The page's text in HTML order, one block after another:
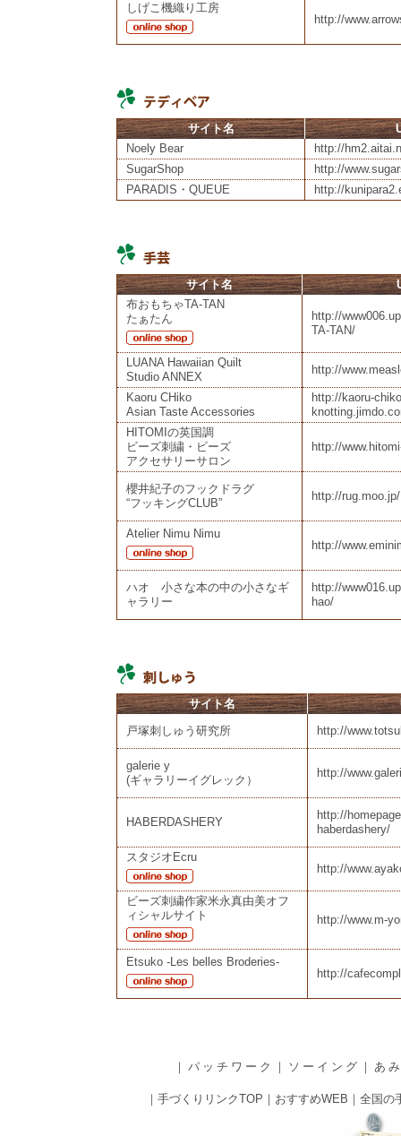
しげこ機織り工房
http://
サイト名
Noely Bear
http://
SugarShop
http://
PARADIS・QUEUE
http://
サイト名
布おもちゃTA-TAN
たぁたん
http://
TA-TAN/
LUANA Hawaiian Quilt
Studio ANNEX
http://
Kaoru CHiko
Asian Taste Accessories
http://kaoru-
HITOMIの英国調
ビーズ刺繍・ビーズ
アクセサリーサロン
http://
櫻井紀子のフックドラグ
“フッキングCLUB”
http://rug.moo.jp/
Atelier Nimu Nimu
http://
ハオ 小さな本の中の小さなギ
ャラリー
http://
hao/
サイト名
戸塚刺しゅう研究所
http://
galerie y
(ギャラリーイグレック）
http://
HABERDASHERY
http://
haberdashery/
スタジオEcru
http://
ビーズ刺繍作家米永真由美オフ
ィシャルサイト
http://www.m-
Etsuko -Les belles Broderies-
http://
｜ パッチワーク ｜ ソーイング ｜ あ
｜ 手づくりリンクTOP ｜ おすすめWEB ｜ 全国の